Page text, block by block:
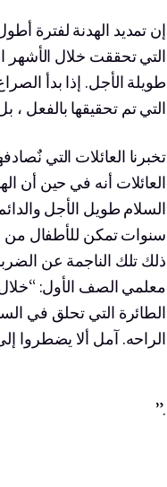
إن تمديد الهدنة لفترة
التي تحققت خلال الأشهر
طويلة الأجل. إذا بدأ
التي تم تحقيقها بالفعل ،
تخبرنا العائلات التي
العائلات أنه في حين أن
السلام طويل الأجل
سنوات تمكن للأطفال من
ذلك تلك الناجمة عن
معلمي الصف الأول:
الطائرة التي تحلق في
الراحه. آمل ألا يضطروا
.”